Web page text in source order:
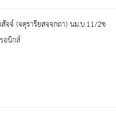
จจ์ (จตุราริยสจฺจกถา) นม.บ.11/2ช
อนิกส์